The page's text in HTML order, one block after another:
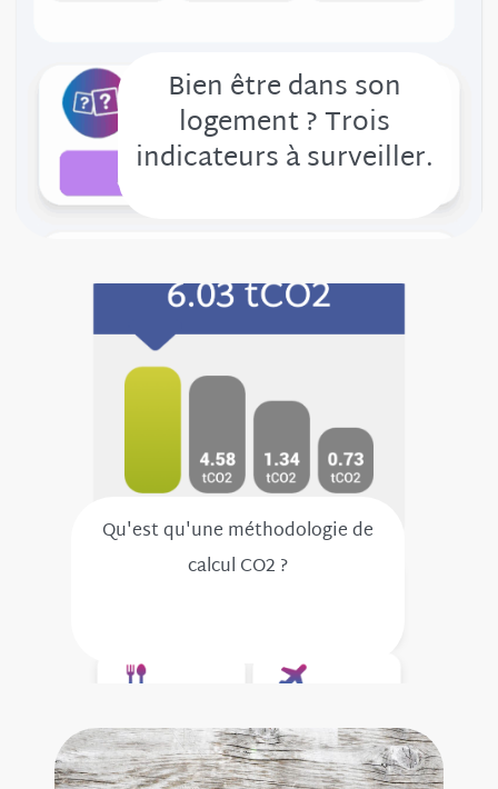
Bien être dans son
logement ? Trois
indicateurs à surveiller.
Qu'est qu'une méthodologie de
calcul CO2 ?